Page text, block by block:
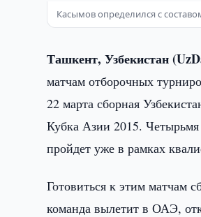
Касымов определился с
Ташкент, Узбекистан
матчам отборочных
22 марта сборная
Кубка Азии 2015.
пройдет уже в рамках
Готовиться к этим матчам
команда вылетит в ОАЭ,